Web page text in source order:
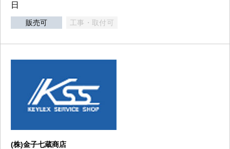
日
販売可 工事・取付可
(株)金子七蔵商店